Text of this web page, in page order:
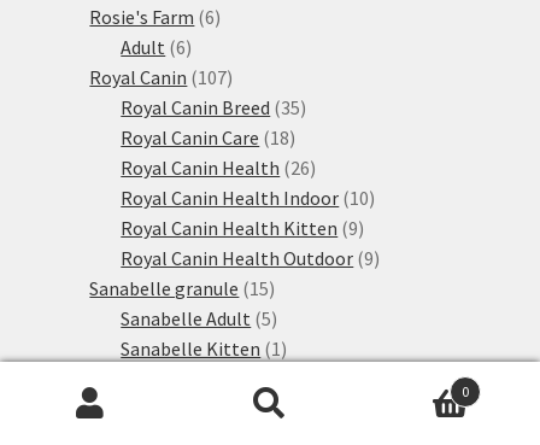
Rosie's Farm 66
Adult 66
produktů
Royal Canin 107107
produktů
Royal Canin Breed 3535
Royal Canin Care 1818
produktů
Royal Canin Health 2626
produktů
Royal Canin Health Indoor 1010
Royal Canin Health Kitten 99
produktů
Royal Canin Health Outdoor 99
Sanabelle granule 1515
produktů
Sanabelle Adult 55
produktů
Sanabelle Kitten 11
produkt
Sanabelle speciální výživa
0